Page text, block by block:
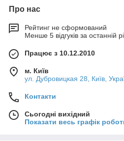
Про нас
Рейтинг не сформований
Менше 5 відгуків за останній
Працює з 10.12.2010
м. Київ
ул. Дубровицкая 28, Київ,
Контакти
Сьогодні вихідний
Показати весь графік